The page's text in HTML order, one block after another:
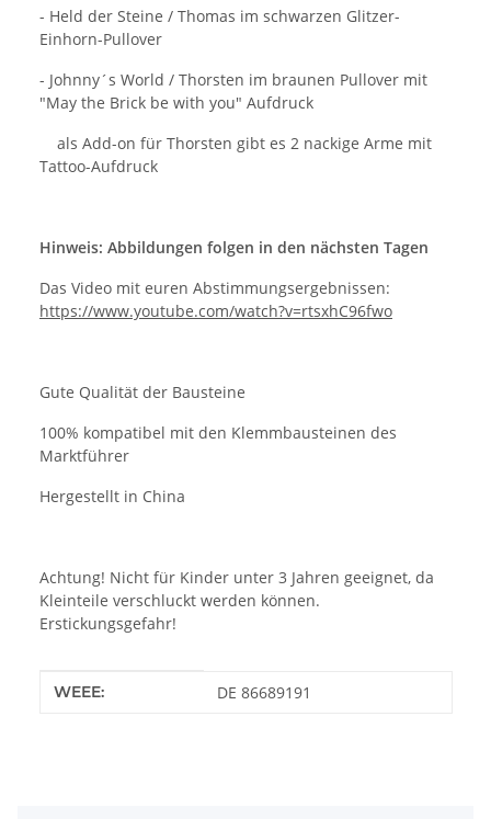
- Held der Steine / Thomas im schwarzen Glitzer-
Einhorn-Pullover
- Johnny´s World / Thorsten im braunen Pullover mit
"May the Brick be with you" Aufdruck
als Add-on für Thorsten gibt es 2 nackige Arme mit
Tattoo-Aufdruck
Hinweis: Abbildungen folgen in den nächsten Tagen
Das Video mit euren Abstimmungsergebnissen:
https://www.youtube.com/watch?v=rtsxhC96fwo
Gute Qualität der Bausteine
100% kompatibel mit den Klemmbausteinen des
Marktführer
Hergestellt in China
Achtung! Nicht für Kinder unter 3 Jahren geeignet, da
Kleinteile verschluckt werden können.
Erstickungsgefahr!
Produkteigenschaft
Wert
WEEE: DE 86689191